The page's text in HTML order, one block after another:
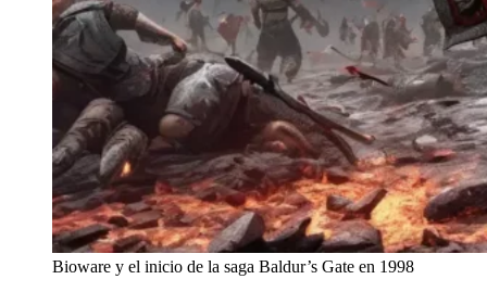
Bioware y el inicio de la saga Baldur’s Gate en 1998